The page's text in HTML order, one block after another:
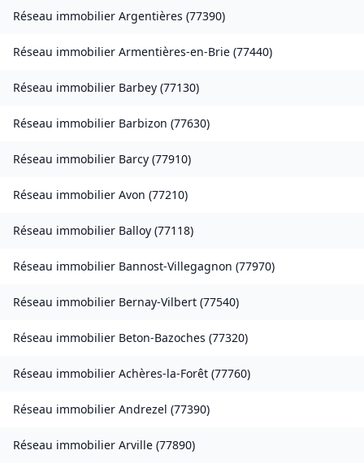
Réseau immobilier Argentières (77390)
Réseau immobilier Armentières-en-Brie (77440)
Réseau immobilier Barbey (77130)
Réseau immobilier Barbizon (77630)
Réseau immobilier Barcy (77910)
Réseau immobilier Avon (77210)
Réseau immobilier Balloy (77118)
Réseau immobilier Bannost-Villegagnon (77970)
Réseau immobilier Bernay-Vilbert (77540)
Réseau immobilier Beton-Bazoches (77320)
Réseau immobilier Achères-la-Forêt (77760)
Réseau immobilier Andrezel (77390)
Réseau immobilier Arville (77890)